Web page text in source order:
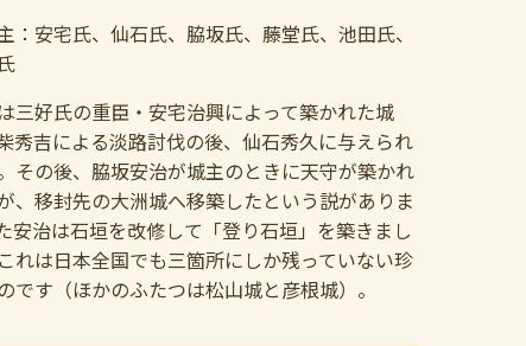
：安宅氏、仙石氏、脇坂氏、藤堂氏、池田氏、
三好氏の重臣・安宅治興によって築かれた城
秀吉による淡路討伐の後、仙石秀久に与えられ
その後、脇坂安治が城主のときに天守が築かれ
、移封先の大洲城へ移築したという説がありま
安治は石垣を改修して「登り石垣」を築きまし
れは日本全国でも三箇所にしか残っていない珍
です（ほかのふたつは松山城と彦根城）。